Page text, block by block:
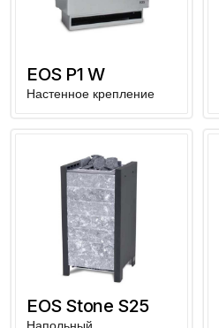
EOS P1 W
Настенное крепление
EOS Stone S25